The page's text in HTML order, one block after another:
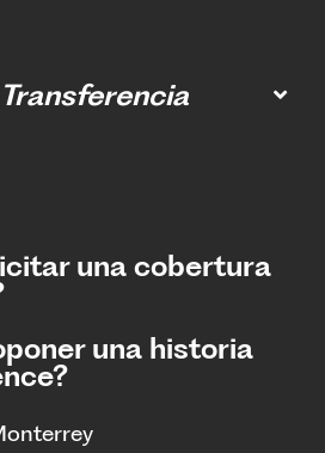
Transferencia
una cobertura
una historia